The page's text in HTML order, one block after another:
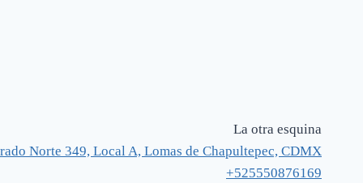
La otra esquina
Norte 349, Local A, Lomas de Chapultepec, CDMX
+525550876169